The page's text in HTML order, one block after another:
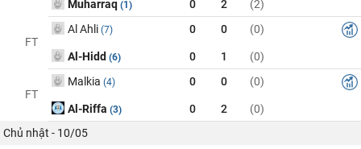
Muharraq (1) 0 2 (2)
FT
Al Ahli (7) 0 0 (0)
Al-Hidd (6) 0 1 (0)
FT
Malkia (4) 0 0 (0)
Al-Riffa (3) 0 2
(0)
Chủ nhật - 10/05